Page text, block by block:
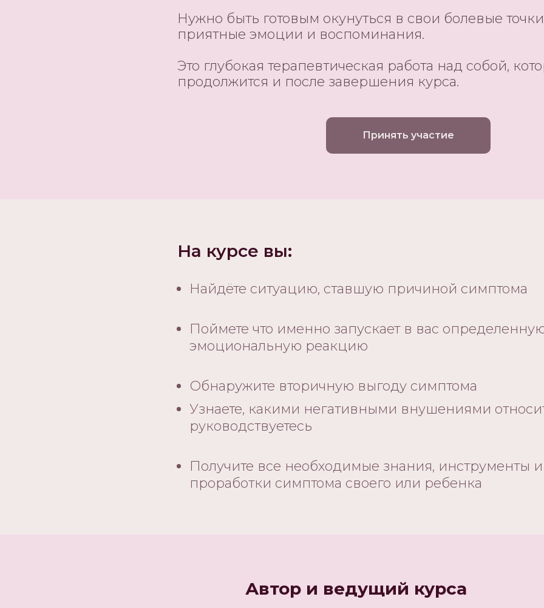
Нужно быть готовым окунуться в свои болевые
приятные эмоции и воспоминания.
Это глубокая терапевтическая работа над собой,
продолжится и после завершения курса.
Принять участие
На курсе вы:
Найдёте ситуацию, ставшую причиной симптома
Поймете что именно запускает в вас
эмоциональную реакцию
Обнаружите вторичную выгоду симптома
Узнаете, какими негативными внушениями
руководствуетесь
Получите все необходимые знания, инструменты
проработки симптома своего или ребенка
Автор и ведущий курса